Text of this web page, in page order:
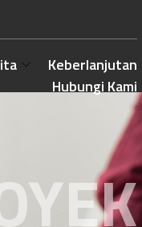
Keberlanjutan
Hubungi Kami